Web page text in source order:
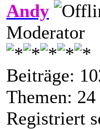
Andy
Moderator
Beiträge:
Themen: 24
Registriert